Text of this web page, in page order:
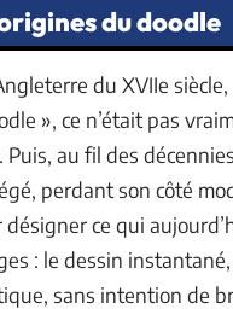
du doodle
du XVIIe
», ce n’était pas
au fil des
perdant son côté
ce qui
: le dessin instantané,
sans intention de